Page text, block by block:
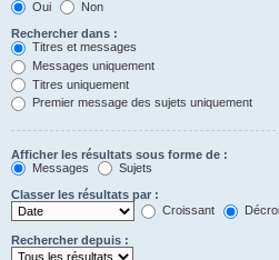
Oui
Non
Rechercher dans :
Titres et messages
Messages uniquement
Titres uniquement
Premier message des sujets uniquement
Afficher les résultats sous forme de :
Messages
Sujets
Classer les résultats par :
Croissant
Rechercher depuis :